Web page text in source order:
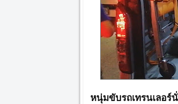
หนุ่มขับรถเทรนเลอร์